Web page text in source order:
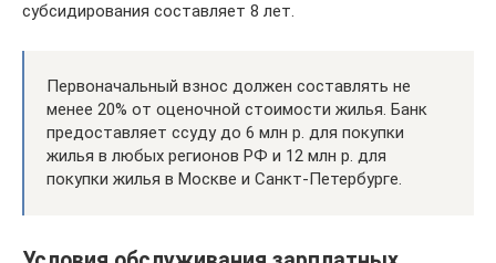
субсидирования составляет 8 лет.
Первоначальный взнос должен составлять не
менее 20% от оценочной стоимости жилья. Банк
предоставляет ссуду до 6 млн р. для покупки
жилья в любых регионов РФ и 12 млн р. для
покупки жилья в Москве и Санкт-Петербурге.